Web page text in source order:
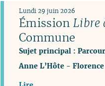
Émission Libre
Commune
Sujet principal :
Lundi 29 juin 2026
Anne L’Hôte-